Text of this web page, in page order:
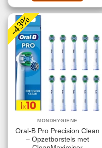
-43%
MONDHYGIËNE
Oral-B Pro Precision Clean
– Opzetborstels met